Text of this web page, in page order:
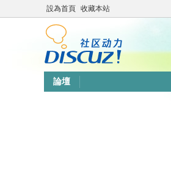
設為首頁 收藏本站
論壇